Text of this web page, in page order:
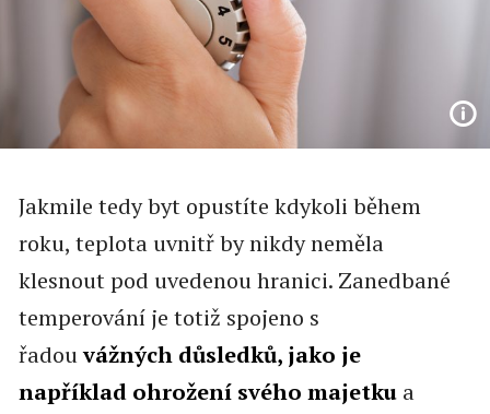
Jakmile tedy byt opustíte kdykoli během
roku, teplota uvnitř by nikdy neměla
klesnout pod uvedenou hranici. Zanedbané
temperování je totiž spojeno s
řadouvážných důsledků, jako je
například ohrožení svého majetku a